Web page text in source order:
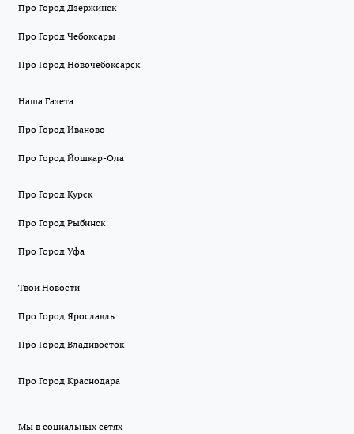
Про Город Дзержинск
Про Город Чебоксары
Про Город Новочебоксарск
Наша Газета
Про Город Иваново
Про Город Йошкар-Ола
Про Город Курск
Про Город Рыбинск
Про Город Уфа
Твои Новости
Про Город Ярославль
Про Город Владивосток
Про Город Краснодара
Мы в социальных сетях